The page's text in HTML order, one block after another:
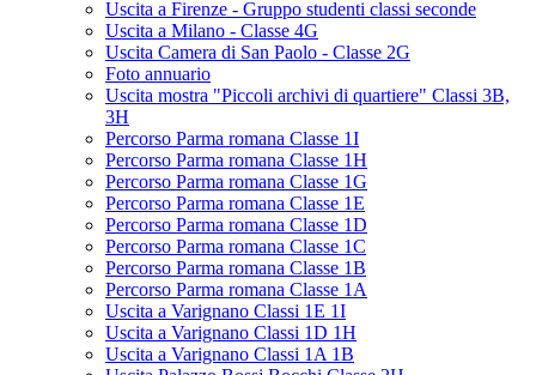
Uscita a Firenze - Gruppo studenti classi seconde
Uscita a Milano - Classe 4G
Uscita Camera di San Paolo - Classe 2G
Foto annuario
Uscita mostra "Piccoli archivi di quartiere" Classi 3B,
3H
Percorso Parma romana Classe 1I
Percorso Parma romana Classe 1H
Percorso Parma romana Classe 1G
Percorso Parma romana Classe 1E
Percorso Parma romana Classe 1D
Percorso Parma romana Classe 1C
Percorso Parma romana Classe 1B
Percorso Parma romana Classe 1A
Uscita a Varignano Classi 1E 1I
Uscita a Varignano Classi 1D 1H
Uscita a Varignano Classi 1A 1B